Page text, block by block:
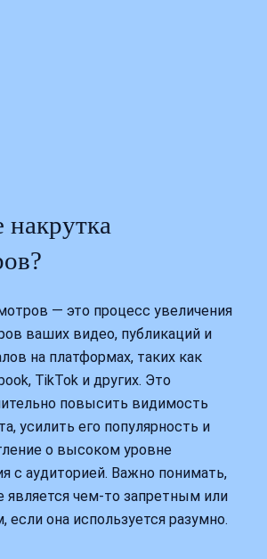
накрутка
— это процесс увеличения
ваших видео, публикаций и
на платформах, таких как
TikTok и других. Это
повысить видимость
усилить его популярность и
о высоком уровне
с аудиторией. Важно понимать,
является чем-то запретным или
она используется разумно.